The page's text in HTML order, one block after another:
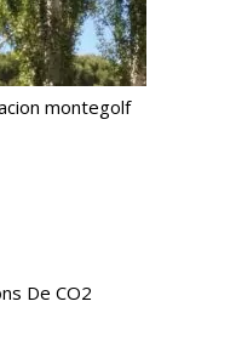
montegolf
De CO2